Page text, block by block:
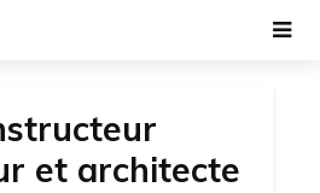
et architecte